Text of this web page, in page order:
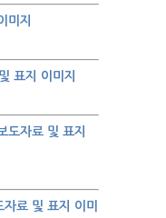
미지
표지 이미지
도자료 및 표지
료 및 표지 이미